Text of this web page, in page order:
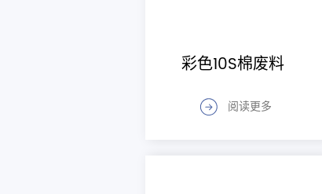
彩色10S棉废料
阅读更多